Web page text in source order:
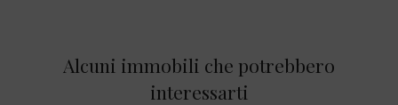
Alcuni immobili che potrebbero
interessarti